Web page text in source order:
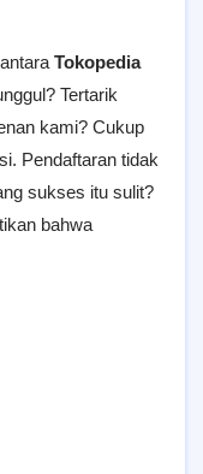
Tokopedia
Tertarik
kami? Cukup
Pendaftaran tidak
sukses itu sulit?
bahwa